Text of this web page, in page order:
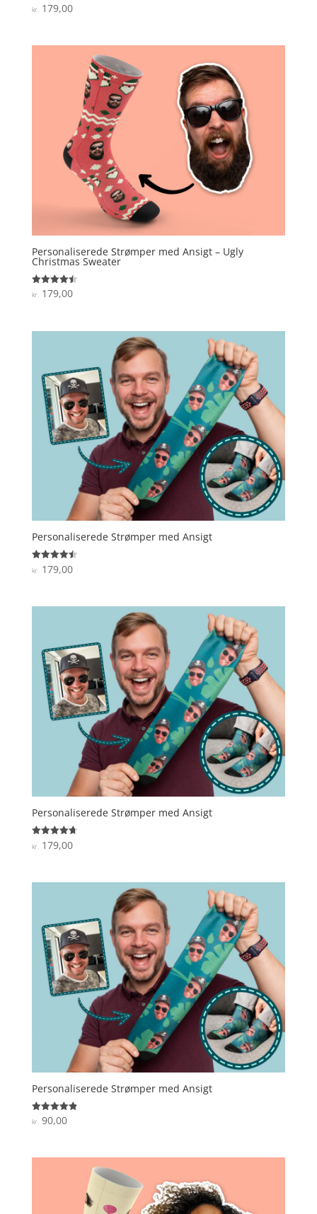
Vurderet
4.9
kr.179,00
Personaliserede Strømper med Ansigt – Ugly
Christmas Sweater
Vurderet
4.5
kr.179,00
Personaliserede Strømper med Ansigt
Vurderet
4.5
kr.179,00
Personaliserede Strømper med Ansigt
Vurderet
4.7
kr. 179,00
Personaliserede Strømper med Ansigt
Vurderet
4.9
kr.90,00